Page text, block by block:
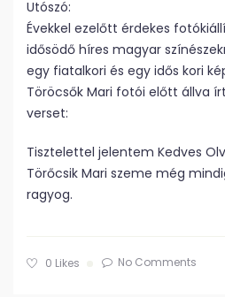
Utószó:
Évekkel ezelőtt érdekes
idősödő híres magyar
egy fiatalkori és egy idős kori
Töröcsők Mari fotói előtt állva
verset:
Tisztelettel jelentem Kedves
Törőcsik Mari szeme még
ragyog.
0 Likes No Comments